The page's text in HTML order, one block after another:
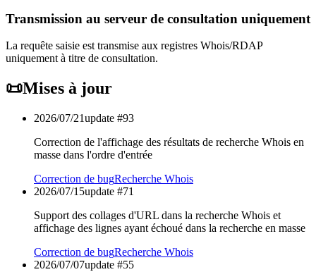
Transmission au serveur de consultation uniquement
La requête saisie est transmise aux registres Whois/RDAP
uniquement à titre de consultation.
📜Mises à jour
2026/07/21update #93
Correction de l'affichage des résultats de recherche Whois en
masse dans l'ordre d'entrée
Correction de bugRecherche Whois
2026/07/15update #71
Support des collages d'URL dans la recherche Whois et
affichage des lignes ayant échoué dans la recherche en masse
Correction de bugRecherche Whois
2026/07/07update #55